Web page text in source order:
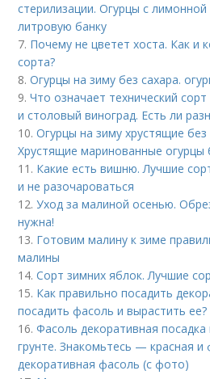
стерилизации. Огурцы с
литровую банку
7. Почему не цветет хоста. Как и
сорта?
8.Огурцы на зиму без сахара.
9.Что означает технический
и столовый виноград. Есть ли
10.Огурцы на зиму хрустящие без
Хрустящие маринованные огурцы
11. Какие есть вишню. Лучшие
и не разочароваться
12.Уход за малиной осенью.
нужна!
13. Готовим малину к зиме
малины
14.Сорт зимних яблок. Лучшие
15. Как правильно посадить
посадить фасоль и вырастить ее?
16.Фасоль декоративная
грунте. Знакомьтесь — красная и
декоративная фасоль (с фото)